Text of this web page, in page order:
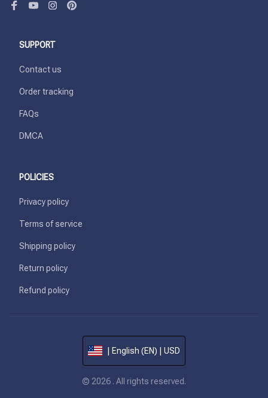
SUPPORT
Contact us
Order tracking
FAQs
DMCA
POLICIES
Privacy policy
Terms of service
Shipping policy
Return policy
Refund policy
| English (EN) | USD
© 2026 . All rights reserved.